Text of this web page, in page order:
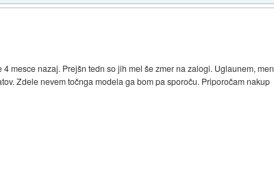
4 mesce nazaj. Prejšn tedn so jih mel še zmer na zalogi. Uglaunem, men
Zdele nevem točnga modela ga bom pa sporoču. Priporočam nakup